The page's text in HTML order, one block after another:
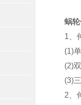
蜗
1、
(1)
(2)
(3)
2、